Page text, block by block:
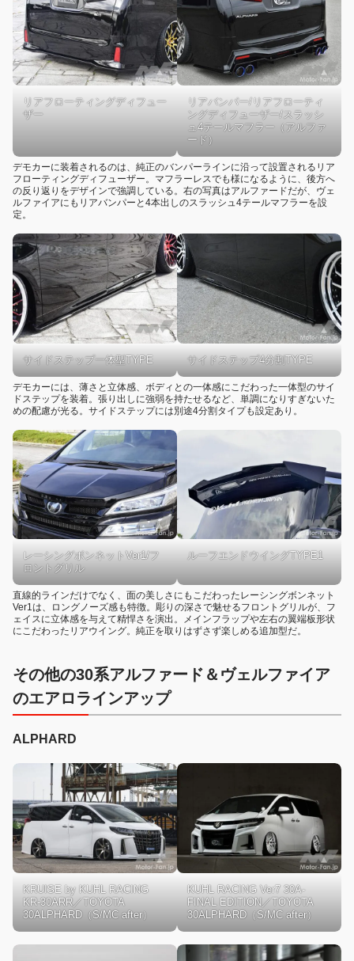
リアフローティングディフュー
ザー
リアバンパー/リアフローティ
ングディフューザー/スラッシ
ュ4テールマフラー（アルファ
ード）
デモカーに装着されるのは、純正のバンパーラインに沿って設置されるリア
フローティングディフューザー。マフラーレスでも様になるように、後方へ
の反り返りをデザインで強調している。右の写真はアルファードだが、ヴェ
ルファイアにもリアバンパーと4本出しのスラッシュ4テールマフラーを設
定。
サイドステップ一体型TYPE サイドステップ4分割TYPE
デモカーには、薄さと立体感、ボディとの一体感にこだわった一体型のサイ
ドステップを装着。張り出しに強弱を持たせるなど、単調になりすぎないた
めの配慮が光る。サイドステップには別途4分割タイプも設定あり。
レーシングボンネットVer1/フ
ロントグリル
ルーフエンドウイングTYPE1
直線的ラインだけでなく、面の美しさにもこだわったレーシングボンネット
Ver1は、ロングノーズ感も特徴。彫りの深さで魅せるフロントグリルが、フ
ェイスに立体感を与えて精悍さを演出。メインフラップや左右の翼端板形状
にこだわったリアウイング。純正を取りはずさず楽しめる追加型だ。
その他の30系アルファード＆ヴェルファイア
のエアロラインアップ
ALPHARD
KRUISE by KUHL RACING
KR-30ARR／TOYOTA
30ALPHARD（S/MC after）
KUHL RACING Ver7 30A-
FINAL EDITION／TOYOTA
30ALPHARD（S/MC after）